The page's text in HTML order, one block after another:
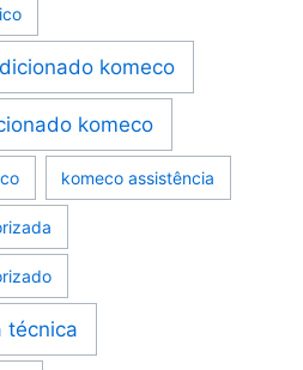
komeco
komeco
komeco assistência
técnica